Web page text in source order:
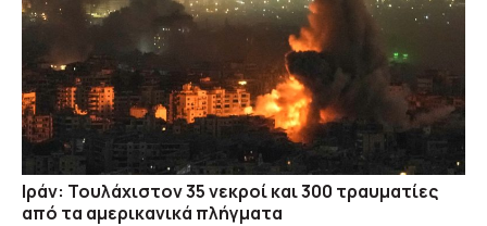
Ιράν: Τουλάχιστον 35 νεκροί και 300 τραυματίες
από τα αμερικανικά πλήγματα